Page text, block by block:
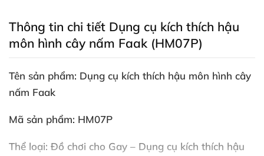
Thông tin chi tiết Dụng cụ kích thích hậu
môn hình cây nấm Faak (HM07P)
Tên sản phẩm: Dụng cụ kích thích hậu môn hình cây
nấm Faak
Mã sản phẩm: HM07P
Thể loại: Đồ chơi cho Gay – Dụng cụ kích thích hậu